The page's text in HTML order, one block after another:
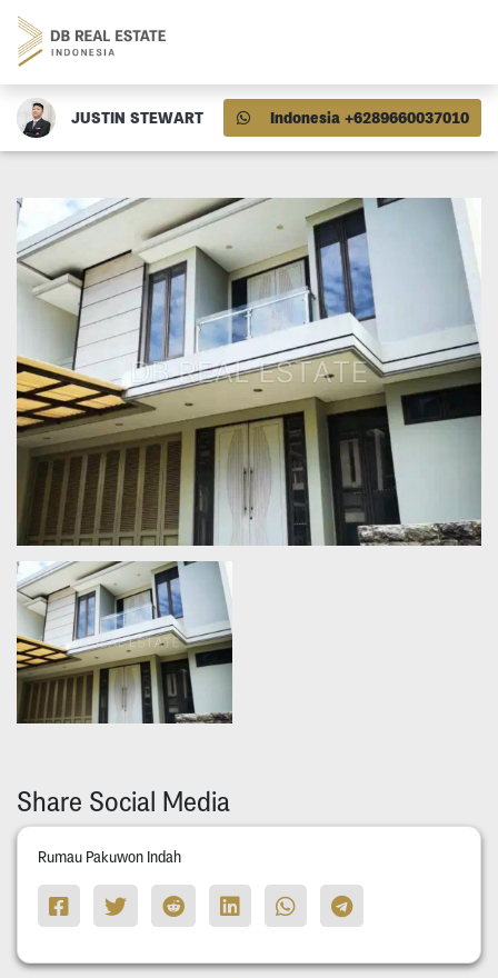
JUSTIN STEWART Indonesia +6289660037010
Share Social Media
Rumau Pakuwon Indah